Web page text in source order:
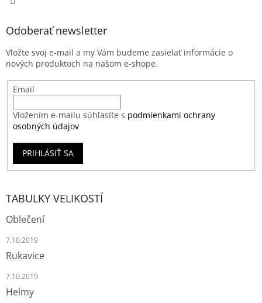
Odoberať newsletter
Vložte svoj e-mail a my Vám budeme zasielať informácie o
nových produktoch na našom e-shope.
Email
Vložením e-mailu súhlasíte s podmienkami ochrany
osobných údajov
PRIHLÁSIŤ SA
TABULKY VELIKOSTÍ
Oblečení
7.10.2019
Rukavice
7.10.2019
Helmy